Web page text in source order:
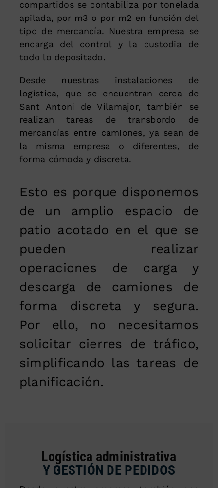
compartidos se contabiliza por tonelada
apilada, por m3 o por m2 en función del
tipo de mercancía. Nuestra empresa se
encarga del control y la custodia de
todo lo depositado.
Desde nuestras instalaciones de
logística, que se encuentran cerca de
Sant Antoni de Vilamajor, también se
realizan tareas de transbordo de
mercancías entre camiones, ya sean de
la misma empresa o diferentes, de
forma cómoda y discreta.
Esto es porque disponemos
de un amplio espacio de
patio acotado en el que se
pueden realizar
operaciones de carga y
descarga de camiones de
forma discreta y segura.
Por ello, no necesitamos
solicitar cierres de tráfico,
simplificando las tareas de
planificación.
Logística administrativa
Y GESTIÓN DE PEDIDOS